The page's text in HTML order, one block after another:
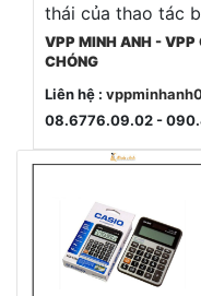
thái của thao tác
VPP MINH ANH - VPP
CHÓNG
Liên hệ :
08.6776.09.02 -